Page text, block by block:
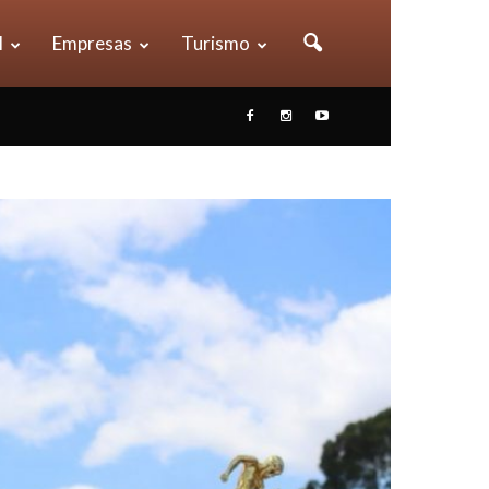
Empresas Turismo